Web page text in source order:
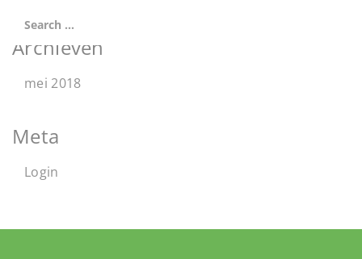
Archieven
mei 2018
Meta
Login